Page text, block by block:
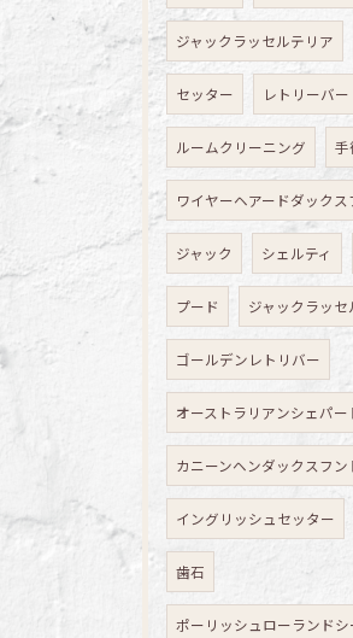
ジャックラッセルテリア
セッター レトリーバー
ルームクリーニング 手
ワイヤーヘアードダックス
ジャック シェルティ
プード ジャックラッセ
ゴールデンレトリバー
オーストラリアンシェパー
カニーンヘンダックスフン
イングリッシュセッター
歯石
ポーリッシュローランドシ